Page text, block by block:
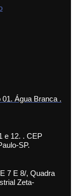
Água Branca .
e 12. . CEP
SP.
7 E 8/, Quadra
Zeta-